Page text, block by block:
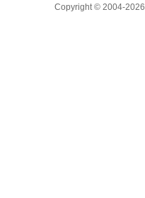
Copyright © 2004-2026